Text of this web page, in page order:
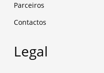
Parceiros
Contactos
Legal